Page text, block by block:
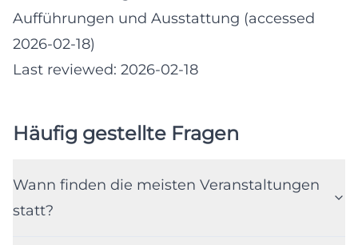
Aufführungen und Ausstattung (accessed
2026-02-18)
Last reviewed: 2026-02-18
Häufig gestellte Fragen
Wann finden die meisten Veranstaltungen
statt?